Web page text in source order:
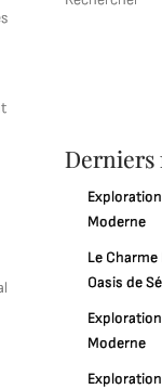
Derniers
Moderne
Le
Oasis de
Moderne